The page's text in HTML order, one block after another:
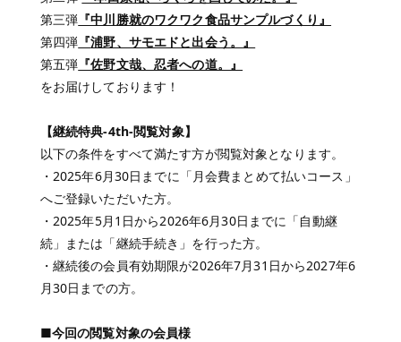
第三弾 『中川勝就のワクワク食品サンプルづくり』
第四弾 『浦野、サモエドと出会う。 』
第五弾 『佐野文哉、忍者への道。』
をお届けしております！
【継続特典-4th-閲覧対象】
以下の条件をすべて満たす方が閲覧対象となります。
・2025年6月30日までに「月会費まとめて払いコース」
へご登録いただいた方。
・2025年5月1日から2026年6月30日までに「自動継
続」または「継続手続き」を行った方。
・継続後の会員有効期限が2026年7月31日から2027年6
月30日までの方。
■今回の閲覧対象の会員様